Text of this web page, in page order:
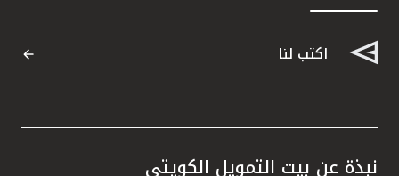
خدمات ما بعد البيع
اكتب لنا
نبذة عن بيت التمويل الكويتي